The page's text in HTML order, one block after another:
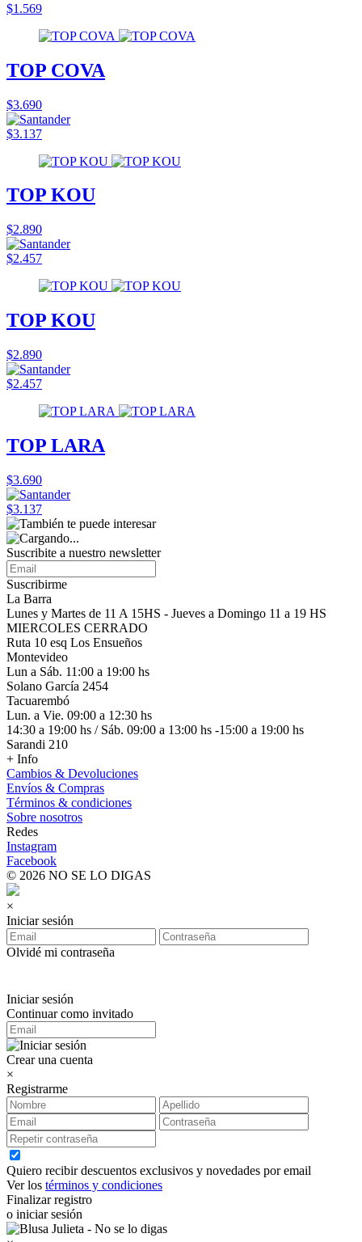
$1.569
TOP COVA
$3.690
$3.137
TOP KOU
$2.890
$2.457
TOP KOU
$2.890
$2.457
TOP LARA
$3.690
$3.137
Suscribite a nuestro newsletter
Suscribirme
La Barra
Lunes y Martes de 11 A 15HS - Jueves a Domingo 11 a 19 HS
MIERCOLES CERRADO
Ruta 10 esq Los Ensueños
Montevideo
Lun a Sáb. 11:00 a 19:00 hs
Solano García 2454
Tacuarembó
Lun. a Vie. 09:00 a 12:30 hs
14:30 a 19:00 hs / Sáb. 09:00 a 13:00 hs -15:00 a 19:00 hs
Sarandi 210
+ Info
Cambios & Devoluciones
Envíos & Compras
Términos & condiciones
Sobre nosotros
Redes
Instagram
Facebook
© 2026 NO SE LO DIGAS
×
Iniciar sesión
Olvidé mi contraseña
Iniciar sesión
Continuar como invitado
Crear una cuenta
×
Registrarme
Quiero recibir descuentos exclusivos y novedades por email
Ver los términos y condiciones
Finalizar registro
o iniciar sesión